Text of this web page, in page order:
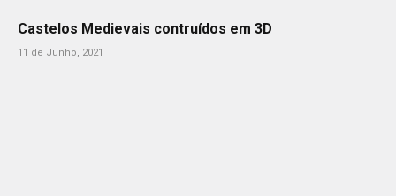
Castelos Medievais contruídos em 3D
11 de Junho, 2021